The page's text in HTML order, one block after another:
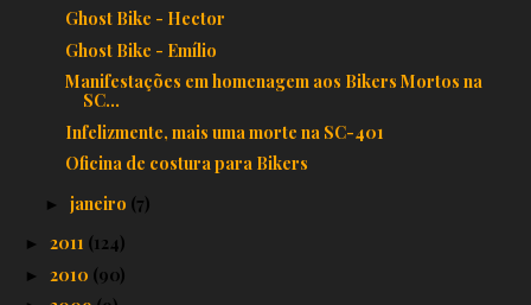
Ghost Bike - Hector
Ghost Bike - Emílio
Manifestações em homenagem aos Bikers Mortos na
SC...
Infelizmente, mais uma morte na SC-401
Oficina de costura para Bikers
► janeiro (7)
► 2011 (124)
► 2010 (90)